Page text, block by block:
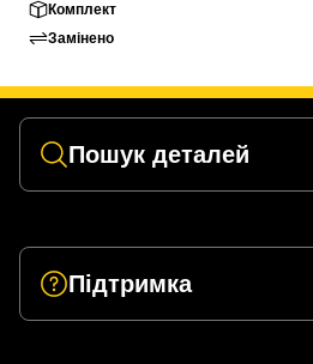
Комплект
Замінено
Пошук деталей
Підтримка